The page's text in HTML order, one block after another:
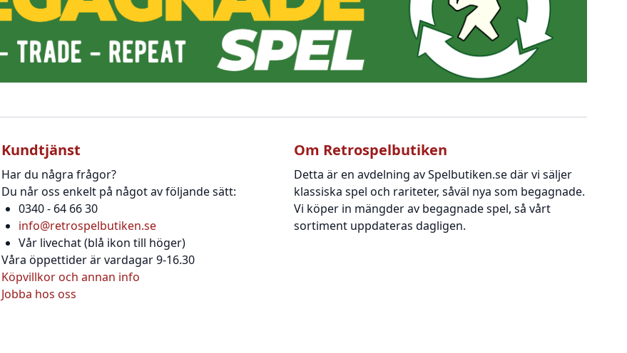
Kundtjänst
Har du några frågor?
Du når oss enkelt på något av följande sätt:
0340 - 64 66 30
info@retrospelbutiken.se
Vår livechat (blå ikon till höger)
Våra öppettider är vardagar 9-16.30
Köpvillkor och annan info
Jobba hos oss
Om Retrospelbutiken
Detta är en avdelning av Spelbutiken.se där vi säljer
klassiska spel och rariteter, såväl nya som begagnade.
Vi köper in mängder av begagnade spel, så vårt
sortiment uppdateras dagligen.